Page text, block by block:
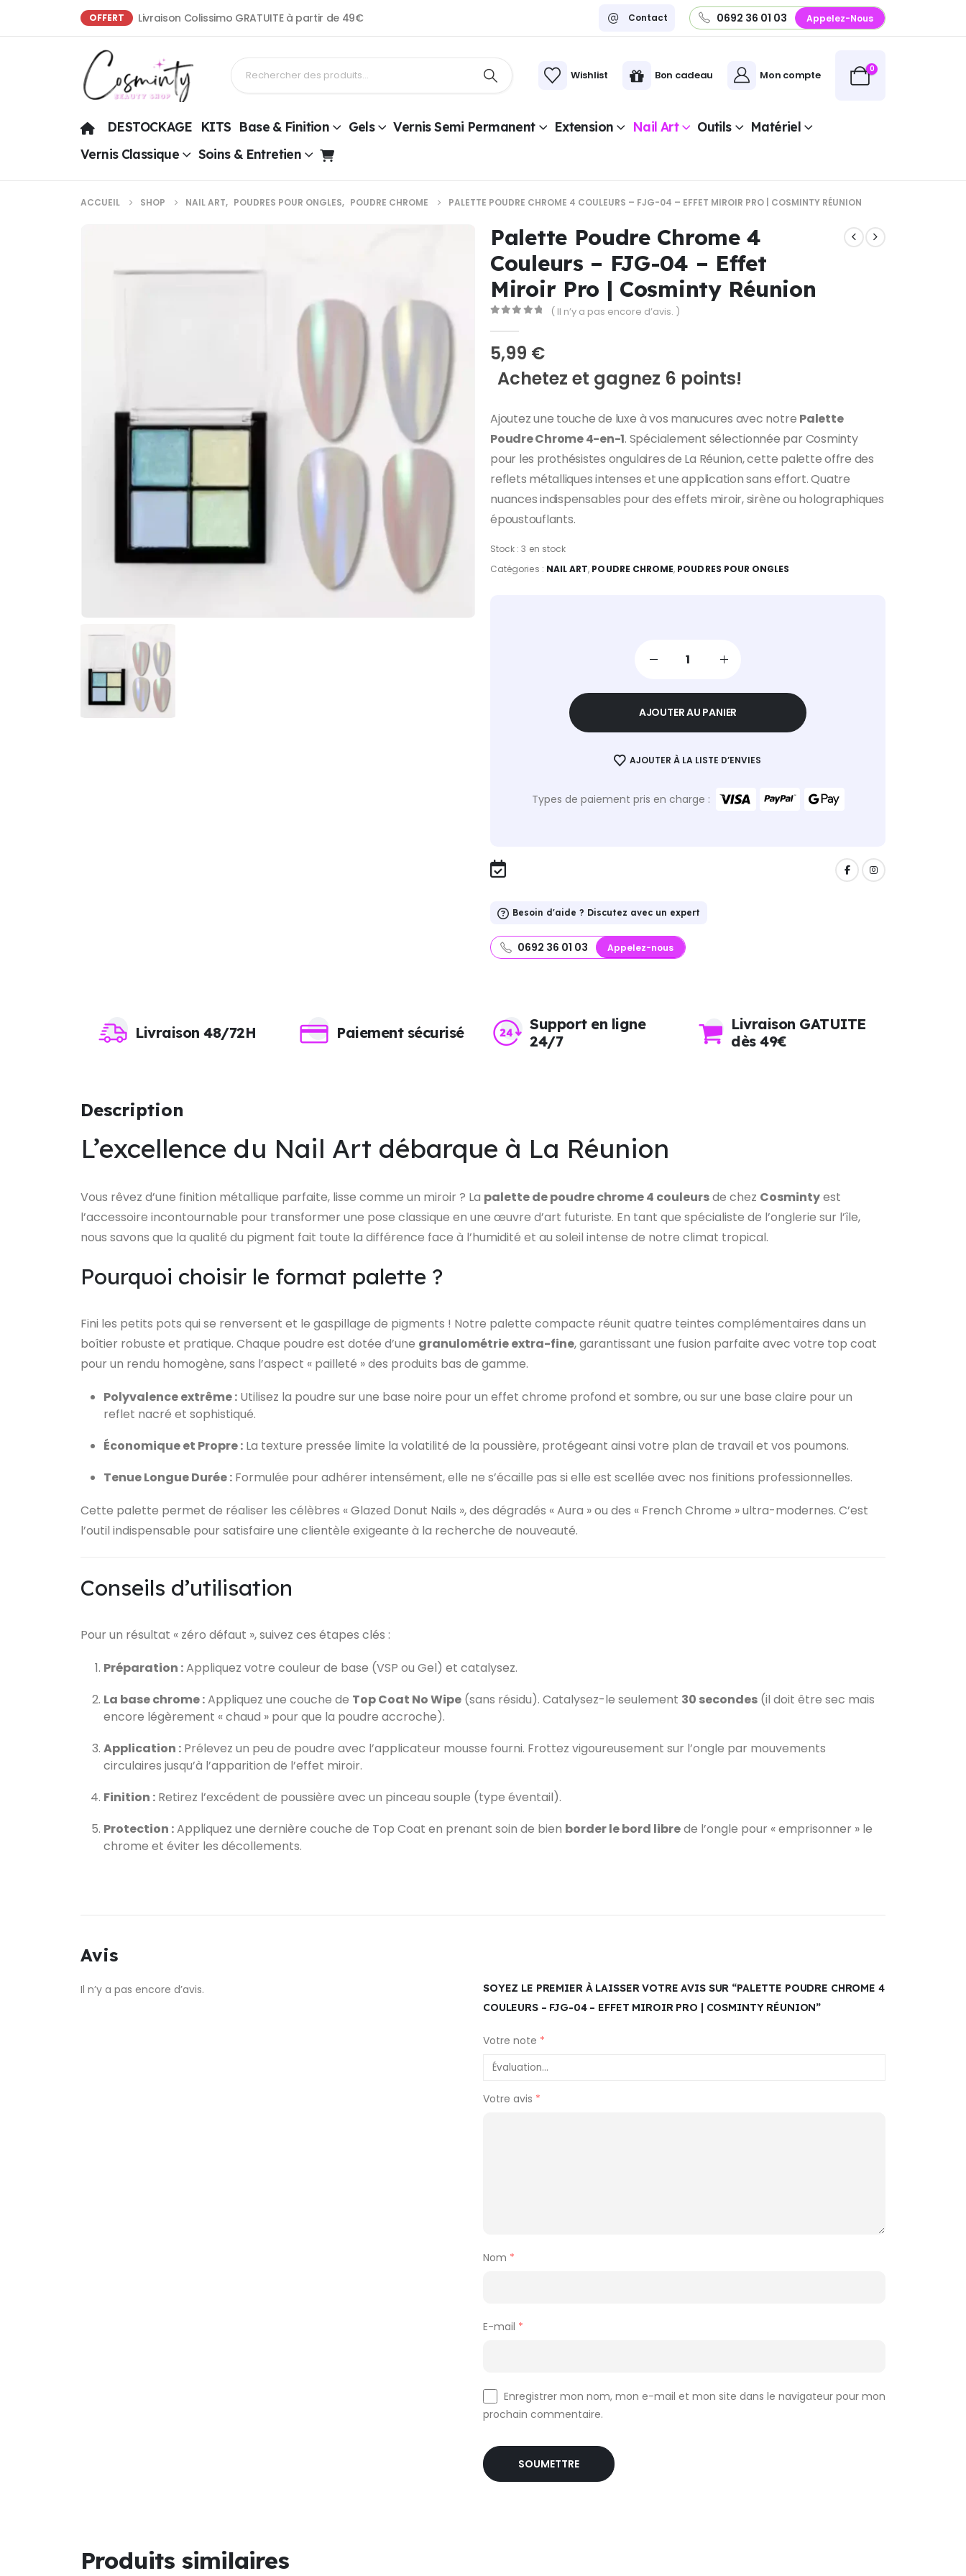
OFFERT Livraison Colissimo GRATUITE à partir de 49€ Contact 0692 36 01 03 Appelez-Nous
Wishlist Bon cadeau Mon compte 0
DESTOCKAGE KITS Base & Finition Gels Vernis Semi Permanent Extension Nail Art Outils
Matériel
Vernis Classique
Soins & Entretien
ACCUEIL SHOP NAIL ART, POUDRES POUR ONGLES, POUDRE CHROME PALETTE POUDRE CHROME 4 COULEURS – FJG-04 – EFFET MIROIR PRO | COSMINTY RÉUNION
Palette Poudre Chrome 4
Couleurs – FJG-04 – Effet
Miroir Pro | Cosminty Réunion
( Il n’y a pas encore d’avis. )
5,99 €
Achetez et gagnez 6 points!
Ajoutez une touche de luxe à vos manucures avec notre Palette
Poudre Chrome 4-en-1. Spécialement sélectionnée par Cosminty
pour les prothésistes ongulaires de La Réunion, cette palette offre des
reflets métalliques intenses et une application sans effort. Quatre
nuances indispensables pour des effets miroir, sirène ou holographiques
époustouflants.
Stock :3 en stock
Catégories : NAIL ART, POUDRE CHROME, POUDRES POUR ONGLES
AJOUTER AU PANIER
AJOUTER À LA LISTE D’ENVIES
Types de paiement pris en charge :
Besoin d'aide ? Discutez avec un expert
0692 36 01 03 Appelez-nous
Livraison 48/72H Paiement sécurisé
Support en ligne
24/7
Livraison GATUITE
dès 49€
Description
L’excellence du Nail Art débarque à La Réunion
Vous rêvez d’une finition métallique parfaite, lisse comme un miroir ? La palette de poudre chrome 4 couleursde chez Cosmintyest
l’accessoire incontournable pour transformer une pose classique en une œuvre d’art futuriste. En tant que spécialiste de l’onglerie sur l’île,
nous savons que la qualité du pigment fait toute la différence face à l’humidité et au soleil intense de notre climat tropical.
Pourquoi choisir le format palette ?
Fini les petits pots qui se renversent et le gaspillage de pigments ! Notre palette compacte réunit quatre teintes complémentaires dans un
boîtier robuste et pratique. Chaque poudre est dotée d’une granulométrie extra-fine, garantissant une fusion parfaite avec votre top coat
pour un rendu homogène, sans l’aspect « pailleté » des produits bas de gamme.
Polyvalence extrême : Utilisez la poudre sur une base noire pour un effet chrome profond et sombre, ou sur une base claire pour un
reflet nacré et sophistiqué.
Économique et Propre : La texture pressée limite la volatilité de la poussière, protégeant ainsi votre plan de travail et vos poumons.
Tenue Longue Durée : Formulée pour adhérer intensément, elle ne s’écaille pas si elle est scellée avec nos finitions professionnelles.
Cette palette permet de réaliser les célèbres « Glazed Donut Nails », des dégradés « Aura » ou des « French Chrome » ultra-modernes. C’est
l’outil indispensable pour satisfaire une clientèle exigeante à la recherche de nouveauté.
Conseils d’utilisation
Pour un résultat « zéro défaut », suivez ces étapes clés :
Préparation :Appliquez votre couleur de base (VSP ou Gel) et catalysez.
La base chrome :Appliquez une couche de Top Coat No Wipe (sans résidu). Catalysez-le seulement 30 secondes (il doit être sec mais
encore légèrement « chaud » pour que la poudre accroche).
Application : Prélevez un peu de poudre avec l’applicateur mousse fourni. Frottez vigoureusement sur l’ongle par mouvements
circulaires jusqu’à l’apparition de l’effet miroir.
Finition : Retirez l’excédent de poussière avec un pinceau souple (type éventail).
Protection :Appliquez une dernière couche de Top Coat en prenant soin de bien border le bord librede l’ongle pour « emprisonner » le
chrome et éviter les décollements.
Avis
Il n’y a pas encore d’avis.
SOYEZ LE PREMIER À LAISSER VOTRE AVIS SUR “PALETTE POUDRE CHROME 4
COULEURS – FJG-04 – EFFET MIROIR PRO | COSMINTY RÉUNION”
Votre note *
Votre avis *
Nom *
E-mail *
Enregistrer mon nom, mon e-mail et mon site dans le navigateur pour mon
prochain commentaire.
Produits similaires